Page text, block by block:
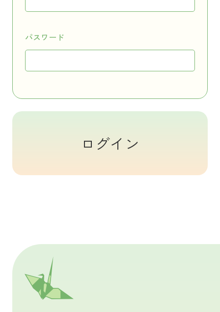
入会案内
お問い合わせ
パスワード
ログイン